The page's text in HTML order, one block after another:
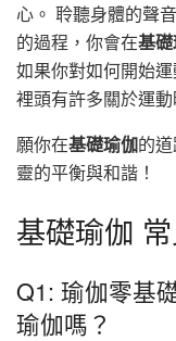
心。 聆聽身體的聲
的過程，你會在基
如果你對如何開始
裡頭有許多關於運
願你在基礎瑜伽的
靈的平衡與和諧！
基礎瑜伽
Q1: 瑜伽零基
瑜伽嗎？